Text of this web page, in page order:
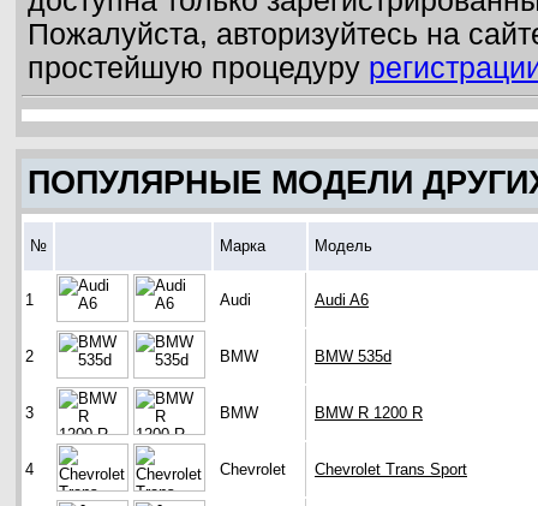
Пожалуйста, авторизуйтесь на
простейшую процедуру
ПОПУЛЯРНЫЕ МОДЕЛИ
№ Марка Модель
1 Audi Audi A6
2 BMW BMW 535d
3 BMW BMW R 1200 R
4 Chevrolet Chevrolet Trans Sport